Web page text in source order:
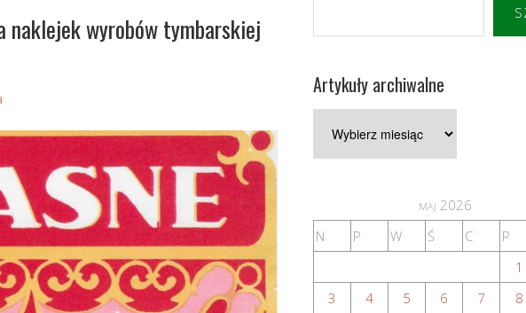
naklejek wyrobów tymbarskiej
Artykuły archiwalne
archiwalne
maj 2026
N
P W Ś C P
1
3
4 5 6 7 8